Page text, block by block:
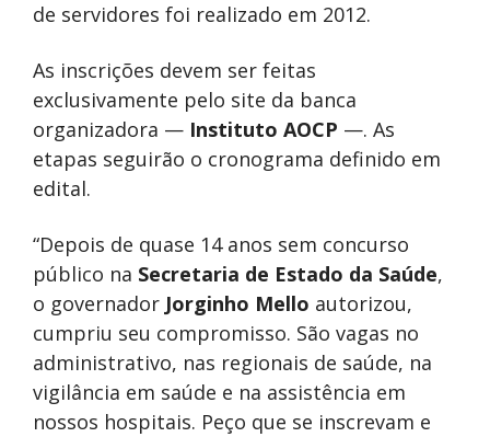
de servidores foi realizado em 2012.
As inscrições devem ser feitas
exclusivamente pelo site da banca
organizadora — Instituto AOCP —. As
etapas seguirão o cronograma definido em
edital.
“Depois de quase 14 anos sem concurso
público na Secretaria de Estado da Saúde,
o governador Jorginho Mello autorizou,
cumpriu seu compromisso. São vagas no
administrativo, nas regionais de saúde, na
vigilância em saúde e na assistência em
nossos hospitais. Peço que se inscrevam e